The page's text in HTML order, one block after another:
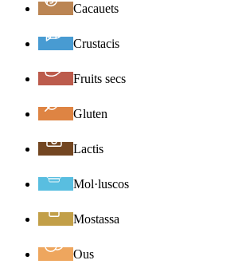
Cacauets
Crustacis
Fruits secs
Gluten
Lactis
Mol·luscos
Mostassa
Ous